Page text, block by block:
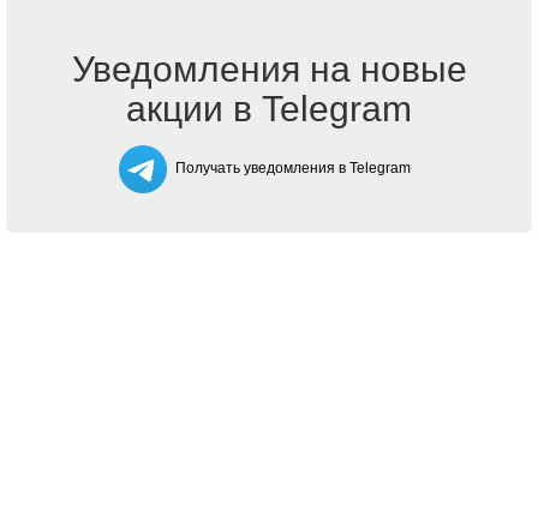
Уведомления на новые
акции в Telegram
Получать уведомления в Telegram